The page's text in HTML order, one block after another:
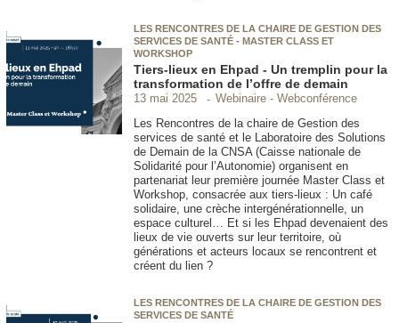
LES RENCONTRES DE LA CHAIRE DE GESTION DES
SERVICES DE SANTÉ - MASTER CLASS ET
WORKSHOP
Tiers-lieux en Ehpad - Un tremplin pour la
transformation de l’offre de demain
13 mai 2025
Webinaire - Webconférence
Les Rencontres de la chaire de Gestion des
services de santé et le Laboratoire des Solutions
de Demain de la CNSA (Caisse nationale de
Solidarité pour l’Autonomie) organisent en
partenariat leur première journée Master Class et
Workshop, consacrée aux tiers-lieux : Un café
solidaire, une crèche intergénérationnelle, un
espace culturel… Et si les Ehpad devenaient des
lieux de vie ouverts sur leur territoire, où
générations et acteurs locaux se rencontrent et
créent du lien ?
LES RENCONTRES DE LA CHAIRE DE GESTION DES
SERVICES DE SANTÉ